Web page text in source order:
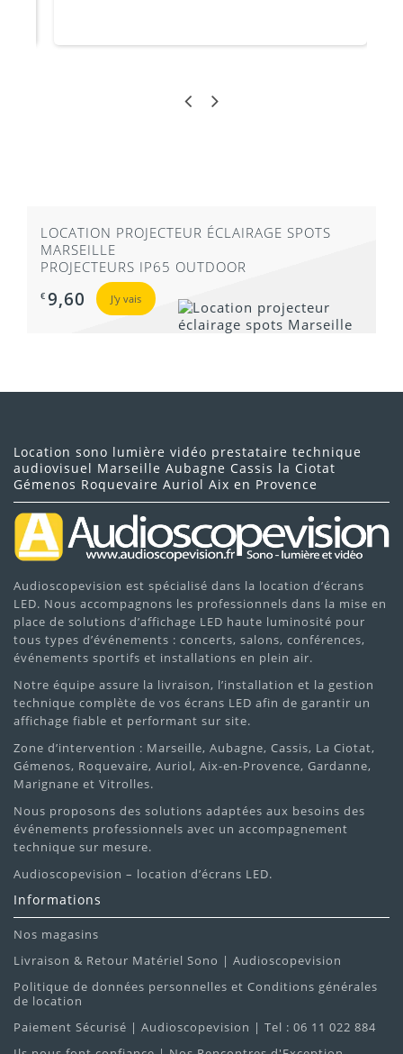
LOCATION PROJECTEUR ÉCLAIRAGE SPOTS
MARSEILLE
PROJECTEURS IP65 OUTDOOR
€ 9,60 J'y vais
Location sono lumière vidéo prestataire technique
audiovisuel Marseille Aubagne Cassis la Ciotat
Gémenos Roquevaire Auriol Aix en Provence
Audioscopevision est spécialisé dans la location d’écrans
LED. Nous accompagnons les professionnels dans la mise en
place de solutions d’affichage LED haute luminosité pour
tous types d’événements : concerts, salons, conférences,
événements sportifs et installations en plein air.
Notre équipe assure la livraison, l’installation et la gestion
technique complète de vos écrans LED afin de garantir un
affichage fiable et performant sur site.
Zone d’intervention : Marseille, Aubagne, Cassis, La Ciotat,
Gémenos, Roquevaire, Auriol, Aix-en-Provence, Gardanne,
Marignane et Vitrolles.
Nous proposons des solutions adaptées aux besoins des
événements professionnels avec un accompagnement
technique sur mesure.
Audioscopevision – location d’écrans LED.
Informations
Nos magasins
Livraison & Retour Matériel Sono | Audioscopevision
Politique de données personnelles et Conditions générales
de location
Paiement Sécurisé | Audioscopevision | Tel : 06 11 022 884